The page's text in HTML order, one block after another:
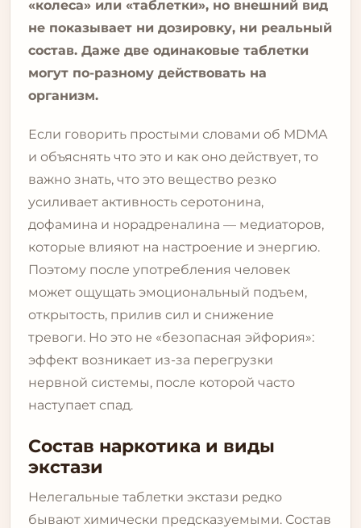
«колеса» или «таблетки», но внешний вид
не показывает ни дозировку, ни реальный
состав. Даже две одинаковые таблетки
могут по-разному действовать на
организм.
Если говорить простыми словами об MDMA
и объяснять что это и как оно действует, то
важно знать, что это вещество резко
усиливает активность серотонина,
дофамина и норадреналина — медиаторов,
которые влияют на настроение и энергию.
Поэтому после употребления человек
может ощущать эмоциональный подъем,
открытость, прилив сил и снижение
тревоги. Но это не «безопасная эйфория»:
эффект возникает из-за перегрузки
нервной системы, после которой часто
наступает спад.
Состав наркотика и виды
экстази
Нелегальные таблетки экстази редко
бывают химически предсказуемыми. Состав